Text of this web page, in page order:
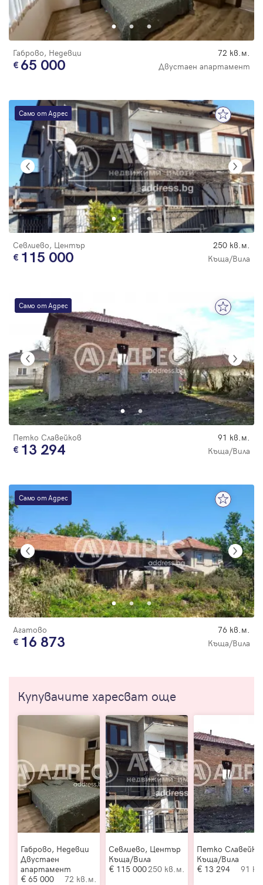
Габрово, Недевци 72 кв.м.
65 000 Двустаен апартамент
Само от Адрес
Севлиево, Център 250 кв.м.
115 000 Къща/Вила
Само от Адрес
Петко Славейков 91 кв.м.
13 294 Къща/Вила
Само от Адрес
Агатово 76 кв.м.
16 873 Къща/Вила
Купувачите харесват още
Габрово, Недевци
Двустаен
апартамент
65 000
72 кв.м.
Севлиево, Център
Къща/Вила
115 000250 кв.м.
Петко
Къща/Вила
13 294
91
Парола
Забравена парола
Регистрация